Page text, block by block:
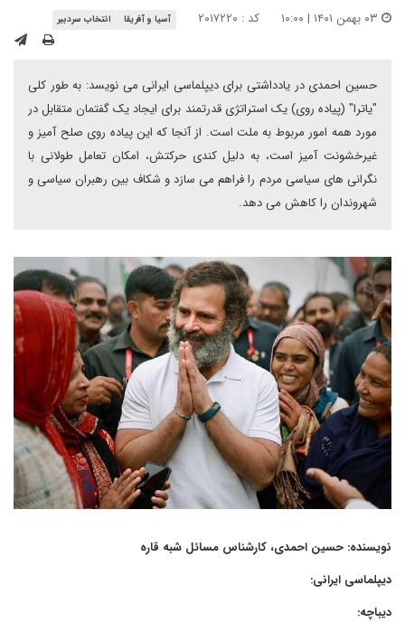
کد : ۲۰۱۷۲۲۰ آسیا و آفریقا انتخاب سردبیر
حسین احمدی در یادداشتی برای دیپلماسی ایرانی می نویسد: به طور کلی
"یاترا" (پیاده روی) یک استراتژی قدرتمند برای ایجاد یک گفتمان متقابل در
مورد همه امور مربوط به ملت است. از آنجا که این پیاده روی صلح آمیز و
غیرخشونت آمیز است، به دلیل کندی حرکتش، امکان تعامل طولانی با
نگرانی های سیاسی مردم را فراهم می سازد و شکاف بین رهبران سیاسی و
شهروندان را کاهش می دهد.
نویسنده: حسین احمدی، کارشناس مسائل شبه قاره
دیپلماسی ایرانی:
دیباچه: